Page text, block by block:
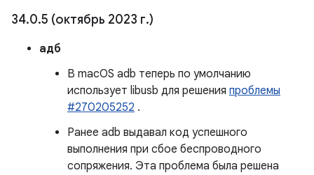
34.0.5 (октябрь 2023 г.)
адб
В macOS adb теперь по умолчанию
использует libusb для решения проблемы
#270205252 .
Ранее adb выдавал код успешного
выполнения при сбое беспроводного
сопряжения. Эта проблема была решена